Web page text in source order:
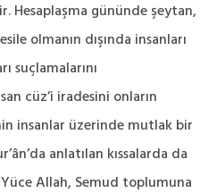
Hesaplaşma gününde şeytan,
olmanın dışında insanları
suçlamalarını
cüz’i iradesini onların
insanlar üzerinde mutlak bir
anlatılan kıssalarda da
Allah, Semud toplumuna